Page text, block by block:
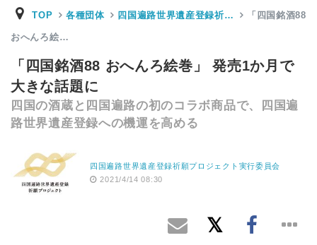
TOP 各種団体 四国遍路世界遺産登録祈… 「四国銘酒88
おへんろ絵…
「四国銘酒88 おへんろ絵巻」 発売1か月で
大きな話題に
四国の酒蔵と四国遍路の初のコラボ商品で、四国遍
路世界遺産登録への機運を高める
四国遍路世界遺産登録祈願プロジェクト実行委員会
2021/4/14 08:30